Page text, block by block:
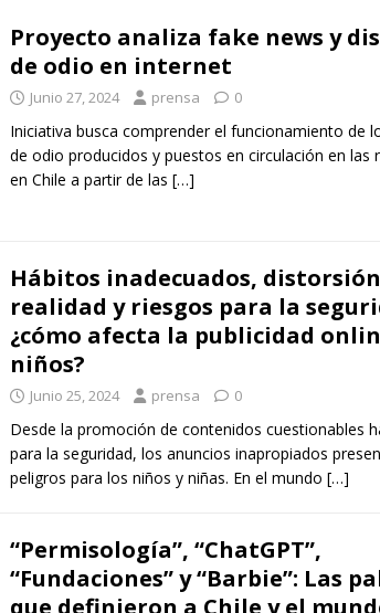
Proyecto analiza fake news y
de odio en internet
Junio 27, 2024 prensa 0
Iniciativa busca comprender el funcionamiento de
de odio producidos y puestos en circulación en las
en Chile a partir de las […]
Hábitos inadecuados,
realidad y riesgos para la
¿cómo afecta la publicidad
niños?
Junio 25, 2024 prensa 0
Desde la promoción de contenidos cuestionables
para la seguridad, los anuncios inapropiados
peligros para los niños y niñas. En el mundo […]
“Permisología”, “ChatGPT”,
“Fundaciones” y “Barbie”: Las
que definieron a Chile y el